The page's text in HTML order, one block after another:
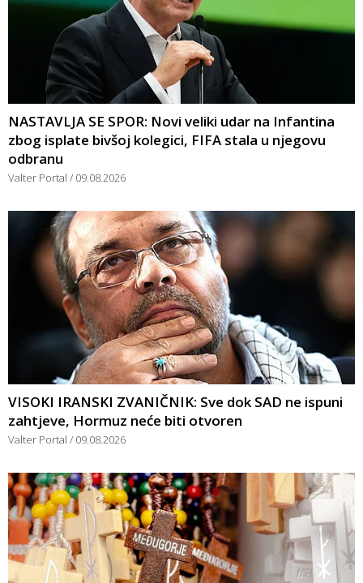
NASTAVLJA SE SPOR: Novi veliki udar na Infantina
zbog isplate bivšoj kolegici, FIFA stala u njegovu
odbranu
Valter Portal 09.08.2026
VISOKI IRANSKI ZVANIČNIK: Sve dok SAD ne ispuni
zahtjeve, Hormuz neće biti otvoren
Valter Portal 09.08.2026